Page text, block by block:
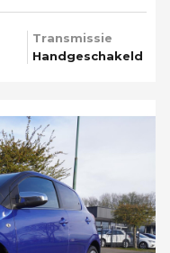
Transmissie
Handgeschakeld